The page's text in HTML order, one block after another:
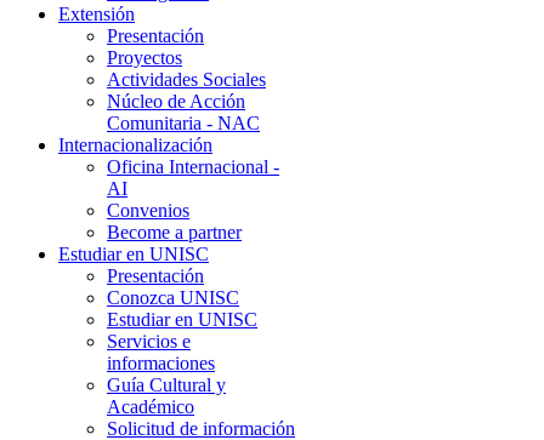
Extensión
Presentación
Proyectos
Actividades Sociales
Núcleo de Acción
Comunitaria - NAC
Internacionalización
Oficina Internacional -
AI
Convenios
Become a partner
Estudiar en UNISC
Presentación
Conozca UNISC
Estudiar en UNISC
Servicios e
informaciones
Guía Cultural y
Académico
Solicitud de información